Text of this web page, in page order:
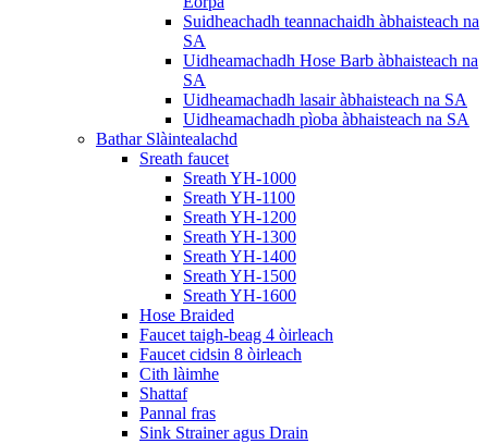
Suidheachadh teannachaidh àbhaisteach na
SA
Uidheamachadh Hose Barb àbhaisteach na
SA
Uidheamachadh lasair àbhaisteach na SA
Uidheamachadh pìoba àbhaisteach na SA
Bathar Slàintealachd
Sreath faucet
Sreath YH-1000
Sreath YH-1100
Sreath YH-1200
Sreath YH-1300
Sreath YH-1400
Sreath YH-1500
Sreath YH-1600
Hose Braided
Faucet taigh-beag 4 òirleach
Faucet cidsin 8 òirleach
Cith làimhe
Shattaf
Pannal fras
Sink Strainer agus Drain